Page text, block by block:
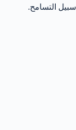
سبيل التسامح.